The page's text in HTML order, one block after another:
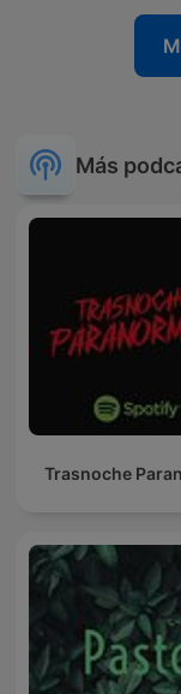
Más
Trasnoche